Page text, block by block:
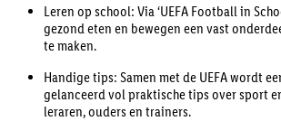
Leren op school: Via ‘UEFA Football in
gezond eten en bewegen een vast
te maken.
Handige tips: Samen met de UEFA wordt
gelanceerd vol praktische tips over sport
leraren, ouders en trainers.